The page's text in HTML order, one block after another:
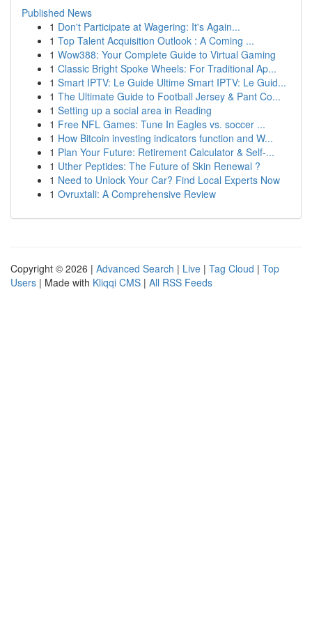
Published News
1 Don't Participate at Wagering: It's Again...
1 Top Talent Acquisition Outlook : A Coming ...
1 Wow388: Your Complete Guide to Virtual Gaming
1 Classic Bright Spoke Wheels: For Traditional Ap...
1 Smart IPTV: Le Guide Ultime Smart IPTV: Le Guid...
1 The Ultimate Guide to Football Jersey & Pant Co...
1 Setting up a social area in Reading
1 Free NFL Games: Tune In Eagles vs. soccer ...
1 How Bitcoin investing indicators function and W...
1 Plan Your Future: Retirement Calculator & Self-...
1 Uther Peptides: The Future of Skin Renewal ?
1 Need to Unlock Your Car? Find Local Experts Now
1 Ovruxtali: A Comprehensive Review
Copyright © 2026 | Advanced Search | Live | Tag Cloud | Top
Users | Made with Kliqqi CMS | All RSS Feeds